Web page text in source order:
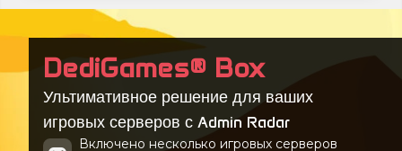
DediGames® Box
Ультимативное решение для ваших
игровых серверов с Admin Radar
Включено несколько игровых серверов